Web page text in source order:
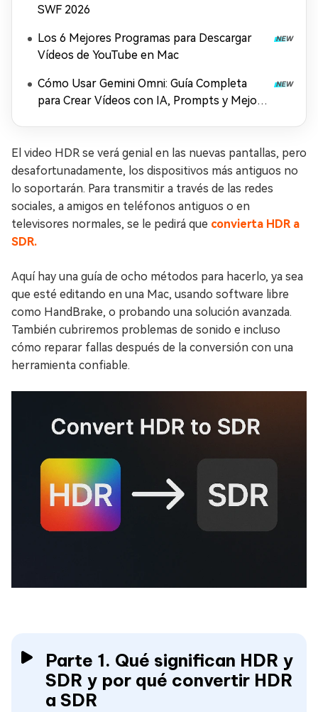
SWF 2026
Los 6 Mejores Programas para Descargar
Vídeos de YouTube en Mac
Cómo Usar Gemini Omni: Guía Completa
para Crear Vídeos con IA, Prompts y Mejora
El video HDR se verá genial en las nuevas pantallas, pero
desafortunadamente, los dispositivos más antiguos no
lo soportarán. Para transmitir a través de las redes
sociales, a amigos en teléfonos antiguos o en
televisores normales, se le pedirá que convierta HDR a
SDR.
Aquí hay una guía de ocho métodos para hacerlo, ya sea
que esté editando en una Mac, usando software libre
como HandBrake, o probando una solución avanzada.
También cubriremos problemas de sonido e incluso
cómo reparar fallas después de la conversión con una
herramienta confiable.
Parte 1. Qué significan HDR y
SDR y por qué convertir HDR
a SDR